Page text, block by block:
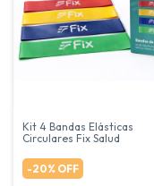
Kit 4 Bandas Elásticas
Circulares Fix Salud
-20% OFF